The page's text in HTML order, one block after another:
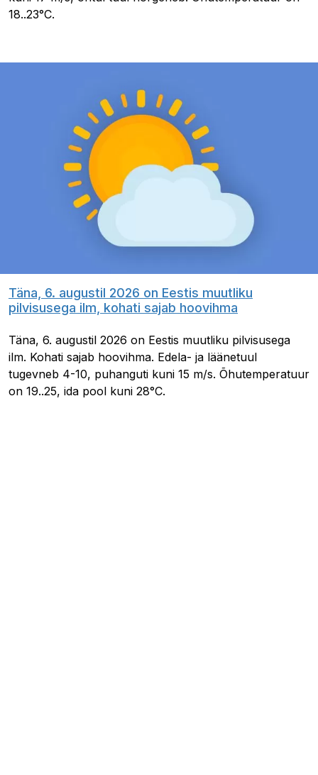
18..23°C.
Täna, 6. augustil 2026 on Eestis muutliku
pilvisusega ilm, kohati sajab hoovihma
Täna, 6. augustil 2026 on Eestis muutliku pilvisusega
ilm. Kohati sajab hoovihma. Edela- ja läänetuul
tugevneb 4-10, puhanguti kuni 15 m/s. Õhutemperatuur
on 19..25, ida pool kuni 28°C.